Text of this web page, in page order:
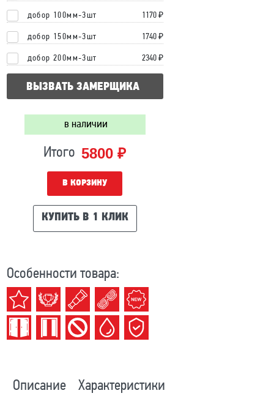
добор 100мм-3шт 1170 ₽
добор 150мм-3шт 1740 ₽
добор 200мм-3шт 2340 ₽
ВЫЗВАТЬ ЗАМЕРЩИКА
в наличии
Итого 5800 ₽
В КОРЗИНУ
КУПИТЬ В 1 КЛИК
Особенности товара:
Описание Характеристики